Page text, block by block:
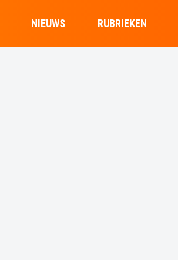
NIEUWS RUBRIEKEN